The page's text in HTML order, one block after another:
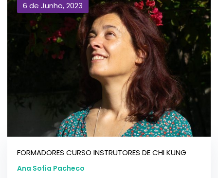
6 de Junho, 2023
FORMADORES CURSO INSTRUTORES DE CHI KUNG
Ana Sofia Pacheco